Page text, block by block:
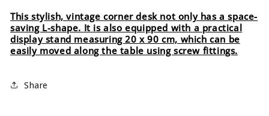
This stylish, vintage corner desk not only has a space-
saving L-shape. It is also equipped with a practical
display stand measuring 20 x 90 cm, which can be
easily moved along the table using screw fittings.
Share